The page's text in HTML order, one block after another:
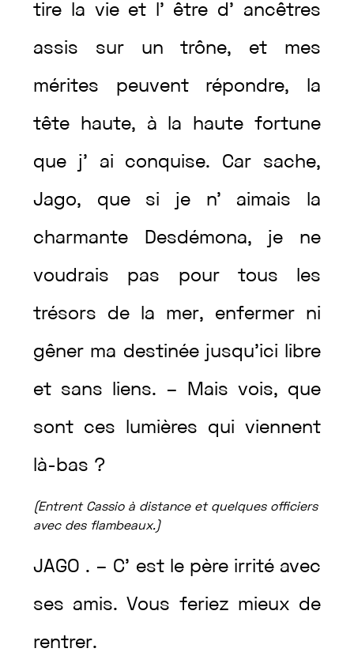
tire la vie et l’ être d’ ancêtres
assis sur untrône, et mes
mérites peuvent répondre, la
tête haute, à la haute fortune
que j’ ai conquise. Car sache,
Jago, que si je n’ aimais la
charmante Desdémona, je ne
voudrais pas pour tous les
trésors de la mer, enfermer ni
gêner ma destinée jusqu’ici libre
et sans liens. – Mais vois, que
sont ces lumières qui viennent
là-bas ?
(Entrent Cassio à distance et quelques officiers
avec des flambeaux. )
JAGO . – C’ est le père irrité avec
ses amis. Vous feriez mieux de
rentrer.